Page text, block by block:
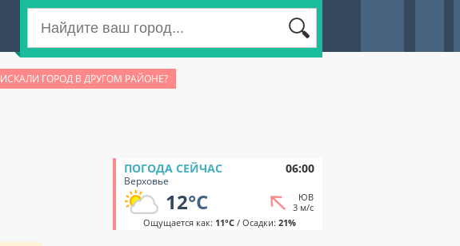
ИСКАЛИ ГОРОД В ДРУГОМ РАЙОНЕ?
ПОГОДА СЕЙЧАС 06:00
Верховье
12°C
ЮВ
3 м/с
Ощущается как: 11°C/ Осадки: 21%